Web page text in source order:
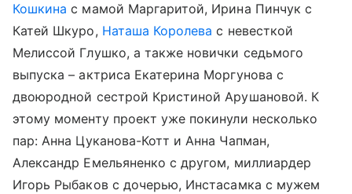
Кошкина с мамой Маргаритой, Ирина Пинчук с
Катей Шкуро, Наташа Королева с невесткой
Мелиссой Глушко, а также новички седьмого
выпуска – актриса Екатерина Моргунова с
двоюродной сестрой Кристиной Арушановой. К
этому моменту проект уже покинули несколько
пар: Анна Цуканова-Котт и Анна Чапман,
Александр Емельяненко с другом, миллиардер
Игорь Рыбаков с дочерью, Инстасамка с мужем